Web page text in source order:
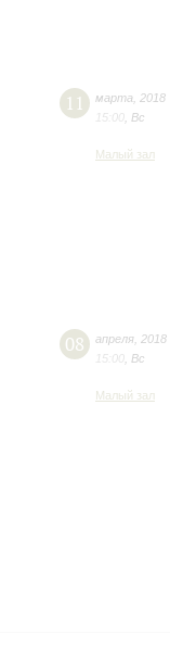
11 марта
2018
15:00 Вс
Малый зал
08 апреля 2018
15:00 Вс
Малый зал